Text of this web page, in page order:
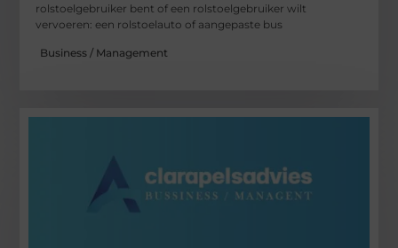
rolstoelgebruiker bent of een rolstoelgebruiker wilt
vervoeren: een rolstoelauto of aangepaste bus
Business / Management